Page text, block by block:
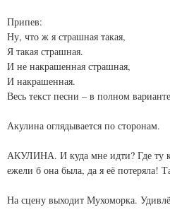
Припев:
Ну, что ж я страшная такая,
Я такая страшная.
И не накрашенная страшная,
И накрашенная.
Весь текст песни – в полном
Акулина оглядывается по сторонам.
АКУЛИНА. И куда мне идти? Где ту
ежели б она была, да я её потеряла!
На сцену выходит Мухоморка.